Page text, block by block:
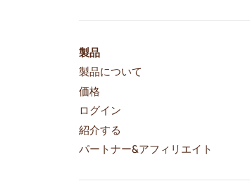
製品
製品について
価格
ログイン
紹介する
パートナー&アフィリエイト